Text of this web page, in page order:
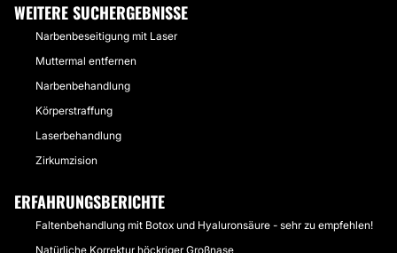
WEITERE SUCHERGEBNISSE
Narbenbeseitigung mit Laser
Muttermal entfernen
Narbenbehandlung
Körperstraffung
Laserbehandlung
Zirkumzision
ERFAHRUNGSBERICHTE
Faltenbehandlung mit Botox und Hyaluronsäure - sehr zu empfehlen!
Natürliche Korrektur höckriger Großnase